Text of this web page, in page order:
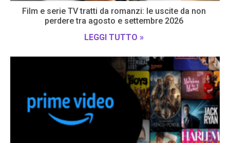
Film e serie TV tratti da romanzi: le uscite da non
perdere tra agosto e settembre 2026
LEGGI TUTTO »